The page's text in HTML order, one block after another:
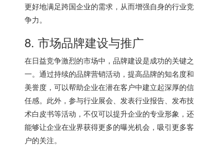
更好地满足跨国企业的需求，从而增强自身的行业竞
争力。
8. 市场品牌建设与推广
在日益竞争激烈的市场中，品牌建设是成功的关键之
一。通过持续的品牌营销活动，提高品牌的知名度和
美誉度，可以帮助企业在潜在客户中建立起深厚的信
任感。此外，参与行业展会、发表行业报告、发布技
术白皮书等活动，不仅可以提升企业的专业形象，还
能够让企业在业界获得更多的曝光机会，吸引更多客
户的关注。